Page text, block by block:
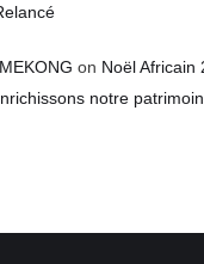
on Noël Africain
notre